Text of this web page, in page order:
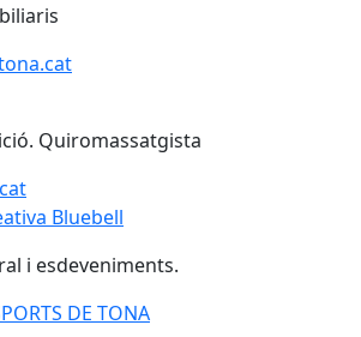
Quiromassatgista
Bluebell
i esdeveniments.
DE TONA
DE TONA